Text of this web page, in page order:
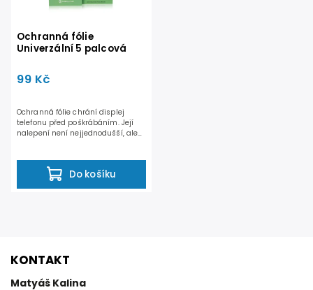
Ochranná fólie
Univerzální 5 palcová
99 Kč
Do košíku
Ochranná fólie chrání displej
telefonu před poškrábáním. Její
nalepení není nejjednodušší, ale
KONTAKT
Matyáš Kalina